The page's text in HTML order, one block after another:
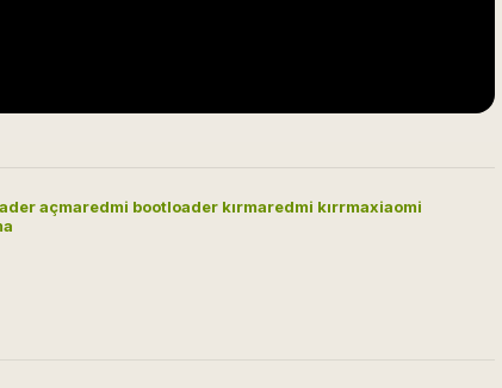
açmaredmi bootloader kırmaredmi kırrmaxiaomi